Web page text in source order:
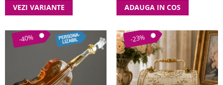
VEZI VARIANTE ADAUGA IN COS
-40% -23%